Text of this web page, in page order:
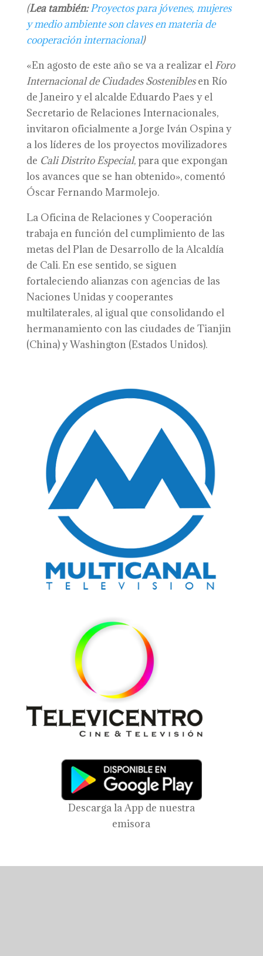
(Lea también: Proyectos para jóvenes, mujeres
y medio ambiente son claves en materia de
cooperación internacional)
«En agosto de este año se va a realizar el Foro
Internacional de Ciudades Sosteniblesen Río
de Janeiro y el alcalde Eduardo Paes y el
Secretario de Relaciones Internacionales,
invitaron oficialmente a Jorge Iván Ospina y
a los líderes de los proyectos movilizadores
de Cali Distrito Especial, para que expongan
los avances que se han obtenido», comentó
Óscar Fernando Marmolejo.
La Oficina de Relaciones y Cooperación
trabaja en función del cumplimiento de las
metas del Plan de Desarrollo de la Alcaldía
de Cali. En ese sentido, se siguen
fortaleciendo alianzas con agencias de las
Naciones Unidas y cooperantes
multilaterales, al igual que consolidando el
hermanamiento con las ciudades de Tianjin
(China) y Washington (Estados Unidos).
Descarga la App de nuestra
emisora